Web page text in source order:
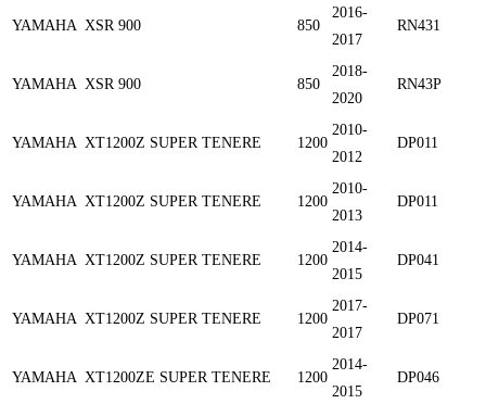
YAMAHA XSR 900 850
2016-
2017
RN431
YAMAHA XSR 900 850
2018-
2020
RN43P
YAMAHA XT1200Z SUPER TENERE 1200
2010-
2012
DP011
YAMAHA XT1200Z SUPER TENERE 1200
2010-
2013
DP011
YAMAHA XT1200Z SUPER TENERE 1200
2014-
2015
DP041
YAMAHA XT1200Z SUPER TENERE 1200
2017-
2017
DP071
YAMAHA XT1200ZE SUPER TENERE 1200
2014-
2015
DP046